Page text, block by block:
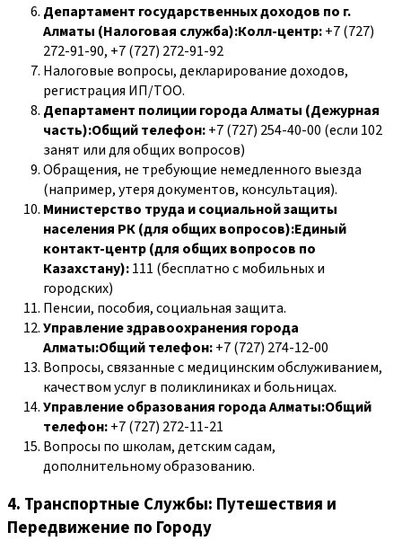
Департамент государственных доходов по г.
Алматы (Налоговая служба):Колл-центр:+7 (727)
272-91-90, +7 (727) 272-91-92
Налоговые вопросы, декларирование доходов,
регистрация ИП/ТОО.
Департамент полиции города Алматы (Дежурная
часть):Общий телефон:+7 (727) 254-40-00 (если 102
занят или для общих вопросов)
Обращения, не требующие немедленного выезда
(например, утеря документов, консультация).
Министерство труда и социальной защиты
населения РК (для общих вопросов):Единый
контакт-центр (для общих вопросов по
Казахстану):111 (бесплатно с мобильных и
городских)
Пенсии, пособия, социальная защита.
Управление здравоохранения города
Алматы:Общий телефон:+7 (727) 274-12-00
Вопросы, связанные с медицинским обслуживанием,
качеством услуг в поликлиниках и больницах.
Управление образования города Алматы:Общий
телефон:+7 (727) 272-11-21
Вопросы по школам, детским садам,
дополнительному образованию.
4. Транспортные Службы: Путешествия и
Передвижение по Городу